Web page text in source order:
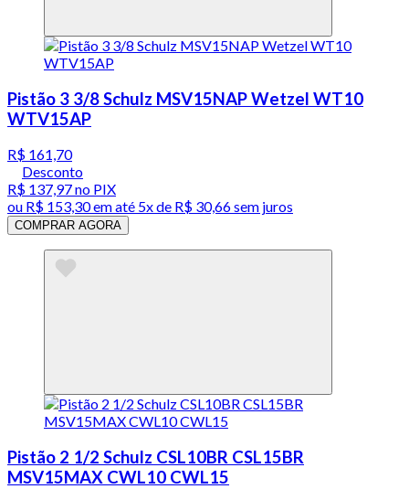
Pistão 3 3/8 Schulz MSV15NAP Wetzel WT10
WTV15AP
R$ 161,70
Desconto
R$ 137,97no PIX
ou R$ 153,30em até 5x de R$ 30,66 sem juros
COMPRAR AGORA
Pistão 2 1/2 Schulz CSL10BR CSL15BR
MSV15MAX CWL10 CWL15